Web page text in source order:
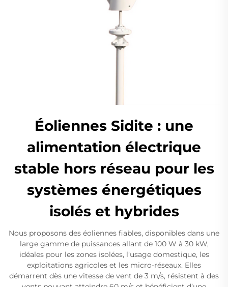
Éoliennes Sidite : une
alimentation électrique
stable hors réseau pour les
systèmes énergétiques
isolés et hybrides
Nous proposons des éoliennes fiables, disponibles dans une
large gamme de puissances allant de 100 W à 30 kW,
idéales pour les zones isolées, l’usage domestique, les
exploitations agricoles et les micro-réseaux. Elles
démarrent dès une vitesse de vent de 3 m/s, résistent à des